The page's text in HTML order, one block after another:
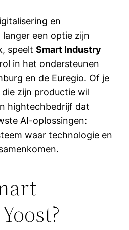
en
een optie zijn
speeltSmart Industry
in het ondersteunen
en de Euregio. Of je
die zijn productie wil
hightechbedrijf dat
AI-oplossingen:
waar technologie en